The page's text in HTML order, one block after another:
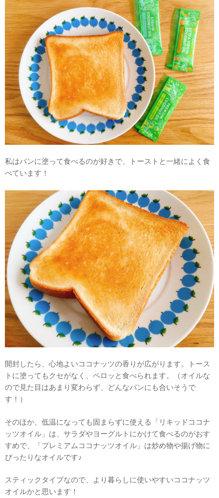
私はパンに塗って食べるのが好きで、トーストと一緒によく食
べています！
開封したら、心地よいココナッツの香りが広がります。トース
トに塗ってもクセがなく、ペロッと食べられます。（オイルな
ので見た目はあまり変わらず、どんなパンにも合いそうで
す！）
そのほか、低温になっても固まらずに使える「リキッドココナ
ッツオイル」は、サラダやヨーグルトにかけて食べるのがおす
すめで、「プレミアムココナッツオイル」は炒め物や揚げ物に
ぴったりなオイルです♪
スティックタイプなので、より暮らしに使いやすいココナッツ
オイルかと思います！